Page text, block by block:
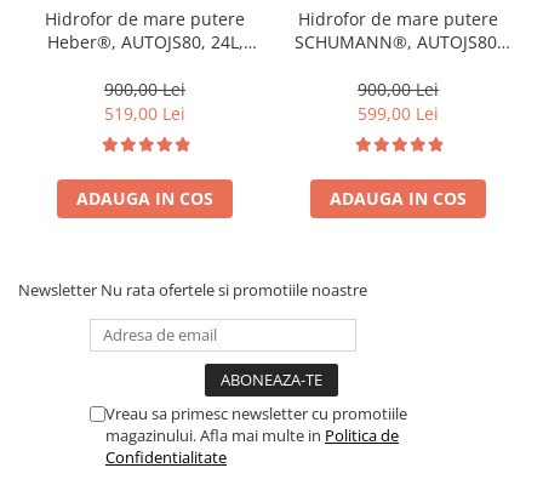
Hidrofor de mare putere
Heber®, AUTOJS80, 24L,
40m, pompa din fonta si
inox
900,00 Lei
519,00 Lei
ADAUGA IN COS
Hidrofor de mare putere
SCHUMANN®, AUTOJS80,
refulare 45 m, pompa din
fonta si inox
900,00 Lei
599,00 Lei
ADAUGA IN COS
Newsletter Nu rata ofertele si promotiile noastre
Vreau sa primesc newsletter cu promotiile
magazinului. Afla mai multe in Politica de
Confidentialitate